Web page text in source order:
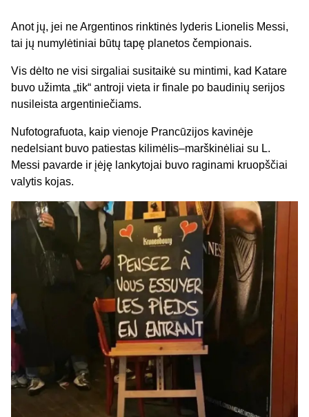
Anot jų, jei ne Argentinos rinktinės lyderis Lionelis Messi,
tai jų numylėtiniai būtų tapę planetos čempionais.
Vis dėlto ne visi sirgaliai susitaikė su mintimi, kad Katare
buvo užimta „tik“ antroji vieta ir finale po baudinių serijos
nusileista argentiniečiams.
Nufotografuota, kaip vienoje Prancūzijos kavinėje
nedelsiant buvo patiestas kilimėlis–marškinėliai su L.
Messi pavarde ir įėję lankytojai buvo raginami kruopščiai
valytis kojas.